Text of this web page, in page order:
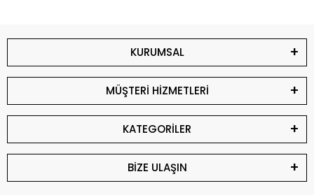
KURUMSAL
MÜŞTERİ HİZMETLERİ
KATEGORİLER
BİZE ULAŞIN